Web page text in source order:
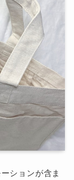
ションが含ま